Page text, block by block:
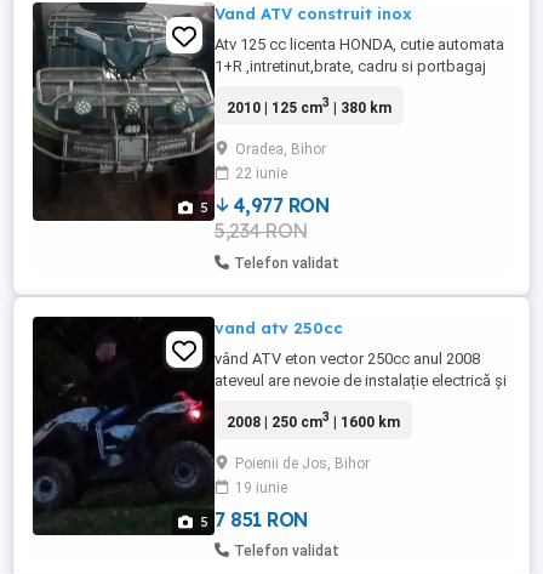
5
Vand ATV construit inox
Atv 125 cc licenta HONDA, cutie automata
1+R ,intretinut,brate, cadru si portbagaj
rezerva,a fost folosit doar vara ocazional,
2010 | 125 cm3 | 380 km
Oradea, Bihor
22 iunie
4,977 RON
5,234 RON
Telefon validat
5
vand atv 250cc
vând ATV eton vector 250cc anul 2008
ateveul are nevoie de instalație electrică și
2008 | 250 cm3 | 1600 km
Poienii de Jos, Bihor
19 iunie
7 851 RON
Telefon validat